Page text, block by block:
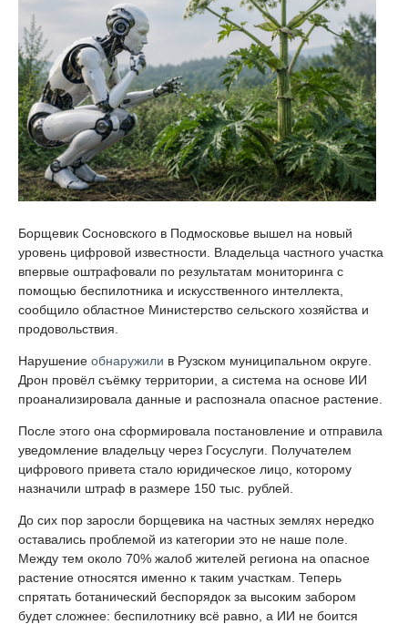
Борщевик Сосновского в Подмосковье вышел на новый
уровень цифровой известности. Владельца частного участка
впервые оштрафовали по результатам мониторинга с
помощью беспилотника и искусственного интеллекта,
сообщило областное Министерство сельского хозяйства и
продовольствия.
Нарушение обнаружили в Рузском муниципальном округе.
Дрон провёл съёмку территории, а система на основе ИИ
проанализировала данные и распознала опасное растение.
После этого она сформировала постановление и отправила
уведомление владельцу через Госуслуги. Получателем
цифрового привета стало юридическое лицо, которому
назначили штраф в размере 150 тыс. рублей.
До сих пор заросли борщевика на частных землях нередко
оставались проблемой из категории это не наше поле.
Между тем около 70% жалоб жителей региона на опасное
растение относятся именно к таким участкам. Теперь
спрятать ботанический беспорядок за высоким забором
будет сложнее: беспилотнику всё равно, а ИИ не боится